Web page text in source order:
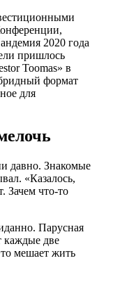
2020 года
пришлось
Toomas» в
формат
для
давно. Знакомые
«Казалось,
Зачем что-то
Парусная
каждые две
мешает жить